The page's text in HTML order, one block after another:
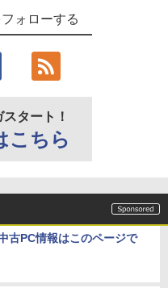
ォローする
スタート！
こちら
古PC情報はこのページで